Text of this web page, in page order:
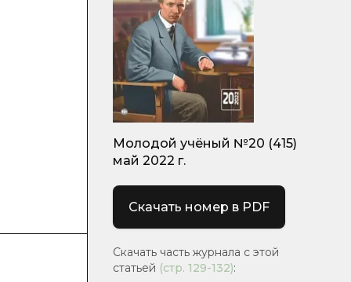
Молодой учёный №20 (415)
май 2022 г.
Скачать номер в PDF
Скачать часть журнала с этой
статьей (стр. 129-132):